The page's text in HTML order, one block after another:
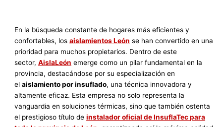
En la búsqueda constante de hogares más eficientes y
confortables, losaislamientos León se han convertido en una
prioridad para muchos propietarios. Dentro de este
sector,AislaLeón emerge como un pilar fundamental en la
provincia, destacándose por su especialización en
elaislamiento por insuflado, una técnica innovadora y
altamente eficaz. Esta empresa no solo representa la
vanguardia en soluciones térmicas, sino que también ostenta
el prestigioso título deinstalador oficial de InsuflaTec para